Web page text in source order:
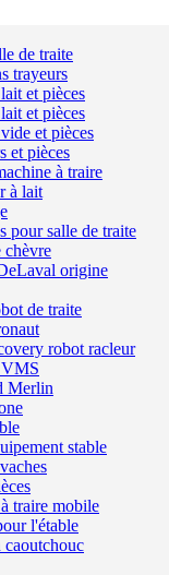
de traite
trayeurs
et pièces
et pièces
et pièces
et pièces
à traire
à lait
pour salle de traite
chèvre
origine
de traite
robot racleur
Merlin
stable
traire mobile
l'étable
caoutchouc